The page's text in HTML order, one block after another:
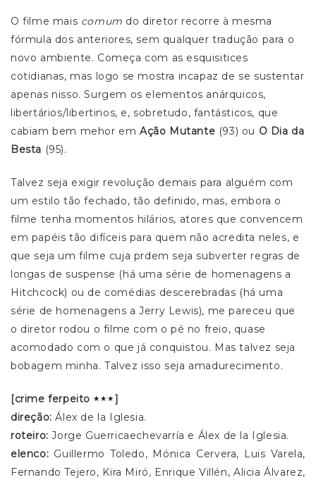
O filme mais comum do diretor recorre à mesma
fórmula dos anteriores, sem qualquer tradução para o
novo ambiente. Começa com as esquisitices
cotidianas, mas logo se mostra incapaz de se sustentar
apenas nisso. Surgem os elementos anárquicos,
libertários/libertinos, e, sobretudo, fantásticos, que
cabiam bem mehor emAção Mutante (93) ou O Dia da
Besta (95).
Talvez seja exigir revolução demais para alguém com
um estilo tão fechado, tão definido, mas, embora o
filme tenha momentos hilários, atores que convencem
em papéis tão difíceis para quem não acredita neles, e
que seja um filme cuja prdem seja subverter regras de
longas de suspense (há uma série de homenagens a
Hitchcock) ou de comédias descerebradas (há uma
série de homenagens a Jerry Lewis), me pareceu que
o diretor rodou o filme com o pé no freio, quase
acomodado com o que já conquistou. Mas talvez seja
bobagem minha. Talvez isso seja amadurecimento.
[crime ferpeito
]
direção: Álex de la Iglesia.
roteiro: Jorge Guerricaechevarría e Álex de la Iglesia.
elenco: Guillermo Toledo, Mónica Cervera, Luis Varela,
Fernando Tejero, Kira Miró, Enrique Villén, Alicia Álvarez,